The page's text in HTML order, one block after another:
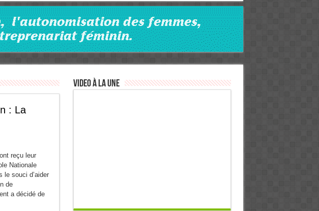
: La
reçu leur
Nationale
le souci d’aider
de
a décidé de
Video à la Une